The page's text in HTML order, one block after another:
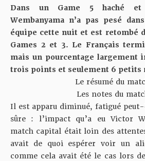
Dans un Game 5 haché et
Wembanyama n’a pas pesé
équipe cette nuit et est retombé
Games 2 et 3. Le Français
mais un pourcentage largement
trois points et seulement 6 petits
Le résumé du
Les notes du
Il est apparu diminué, fatigué
sûre : l’impact qu’a eu Victor
match capital était loin des
avait de quoi espérer voir un
comme cela avait été le cas lors